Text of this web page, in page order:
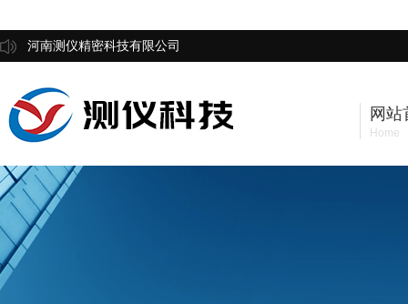
河南测仪精密科技有限公司
网站
Home